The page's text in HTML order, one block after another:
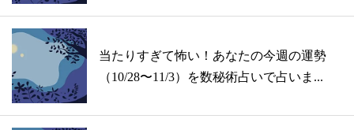
当たりすぎて怖い！あなたの今週の運勢
（10/28〜11/3）を数秘術占いで占いま...